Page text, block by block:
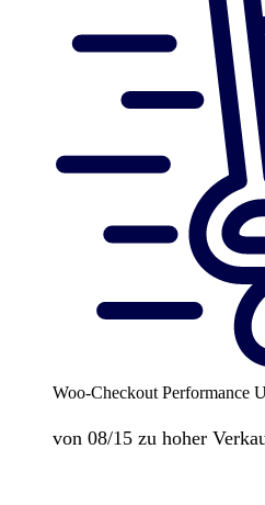
Woo-Checkout Performance
von 08/15 zu hoher